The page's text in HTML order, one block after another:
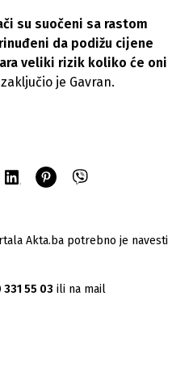
su suočeni sa rastom
da podižu cijene
veliki rizik koliko će oni
zaključio je Gavran.
Akta.ba potrebno je navesti
331 55 03 ili na mail